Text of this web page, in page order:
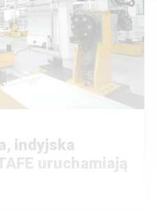
indyjska
uruchamiają